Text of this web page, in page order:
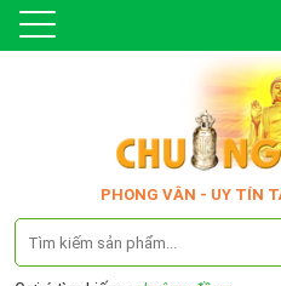
PHONG VÂN - UY TÍN